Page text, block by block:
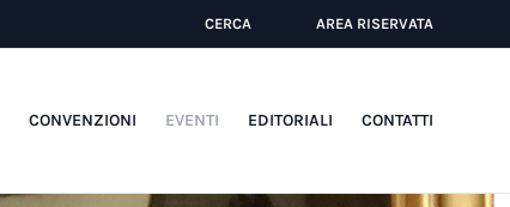
CERCA AREA RISERVATA
CONVENZIONI EVENTI EDITORIALI CONTATTI